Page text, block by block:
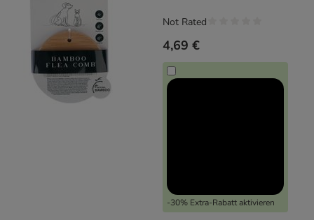
4,69 €
-30% Extra-Rabatt aktivieren
Not Rated